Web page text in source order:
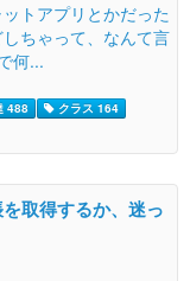
トアプリとかだった
ちゃって、なんて言
何...
488
クラス 164
取得するか、迷っ